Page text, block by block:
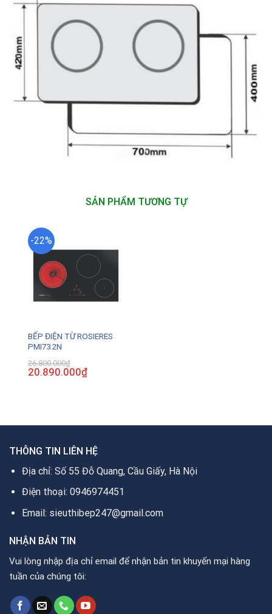
SẢN PHẨM TƯƠNG TỰ
-22%
BẾP ĐIỆN TỪ ROSIERES
PMI732N
26.800.000₫
Giá
gốc
20.890.000₫Giá
hiện
THÔNG TIN LIÊN HỆ
Địa chỉ: Số 55 Đỗ Quang, Cầu Giấy, Hà Nội
Điện thoại: 0946974451
Email: sieuthibep247@gmail.com
NHẬN BẢN TIN
Vui lòng nhập địa chỉ email để nhận bản tin khuyến mại hàng
tuần của chúng tôi: